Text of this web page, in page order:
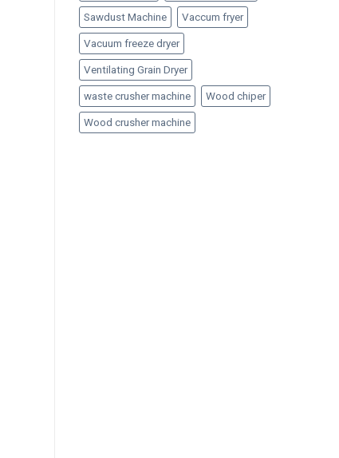
Sawdust Machine Vaccum fryer
Vacuum freeze dryer
Ventilating Grain Dryer
waste crusher machine Wood chiper
Wood crusher machine